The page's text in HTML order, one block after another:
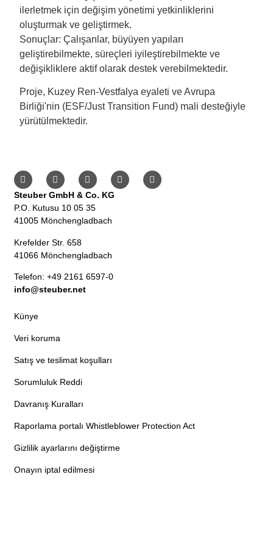
ilerletmek için değişim yönetimi yetkinliklerini
oluşturmak ve geliştirmek.
Sonuçlar: Çalışanlar, büyüyen yapıları
geliştirebilmekte, süreçleri iyileştirebilmekte ve
değişikliklere aktif olarak destek verebilmektedir.
Proje, Kuzey Ren-Vestfalya eyaleti ve Avrupa
Birliği'nin (ESF/Just Transition Fund) mali desteğiyle
yürütülmektedir.
Steuber GmbH & Co. KG
P.O. Kutusu 10 05 35
41005 Mönchengladbach
Krefelder Str. 658
41066 Mönchengladbach
Telefon: +49 2161 6597-0
info@steuber.net
Künye
Veri koruma
Satış ve teslimat koşulları
Sorumluluk Reddi
Davranış Kuralları
Raporlama portalı Whistleblower Protection Act
Gizlilik ayarlarını değiştirme
Onayın iptal edilmesi